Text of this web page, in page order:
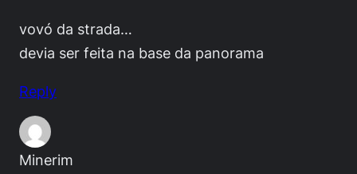
vovó da strada…
devia ser feita na base da panorama
Reply
Minerim